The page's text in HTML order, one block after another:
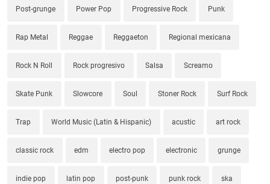
Post-grunge Power Pop Progressive Rock Punk
Rap Metal Reggae Reggaeton Regional mexicana
Rock N Roll Rock progresivo Salsa Screamo
Skate Punk Slowcore Soul Stoner Rock Surf Rock
Trap World Music (Latin & Hispanic) acustic art rock
classic rock edm electro pop electronic grunge
indie pop latin pop post-punk punk rock ska